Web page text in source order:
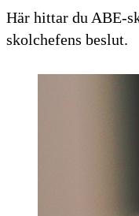
Här hittar du ABE-
skolchefens beslut.